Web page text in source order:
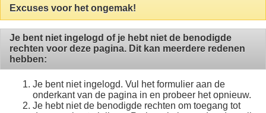
Excuses voor het ongemak!
Je bent niet ingelogd of je hebt niet de benodigde
rechten voor deze pagina. Dit kan meerdere redenen
hebben:
Je bent niet ingelogd. Vul het formulier aan de
onderkant van de pagina in en probeer het opnieuw.
Je hebt niet de benodigde rechten om toegang tot